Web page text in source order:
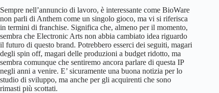
Sempre nell’annuncio di lavoro, è interessante come BioWare
non parli di Anthem come un singolo gioco, ma vi si riferisca
in termini di franchise. Significa che, almeno per il momento,
sembra che Electronic Arts non abbia cambiato idea riguardo
il futuro di questo brand. Potrebbero esserci dei seguiti, magari
degli spin off, magari delle produzioni a budget ridotto, ma
sembra comunque che sentiremo ancora parlare di questa IP
negli anni a venire. E’ sicuramente una buona notizia per lo
studio di sviluppo, ma anche per gli acquirenti che sono
rimasti più scottati.